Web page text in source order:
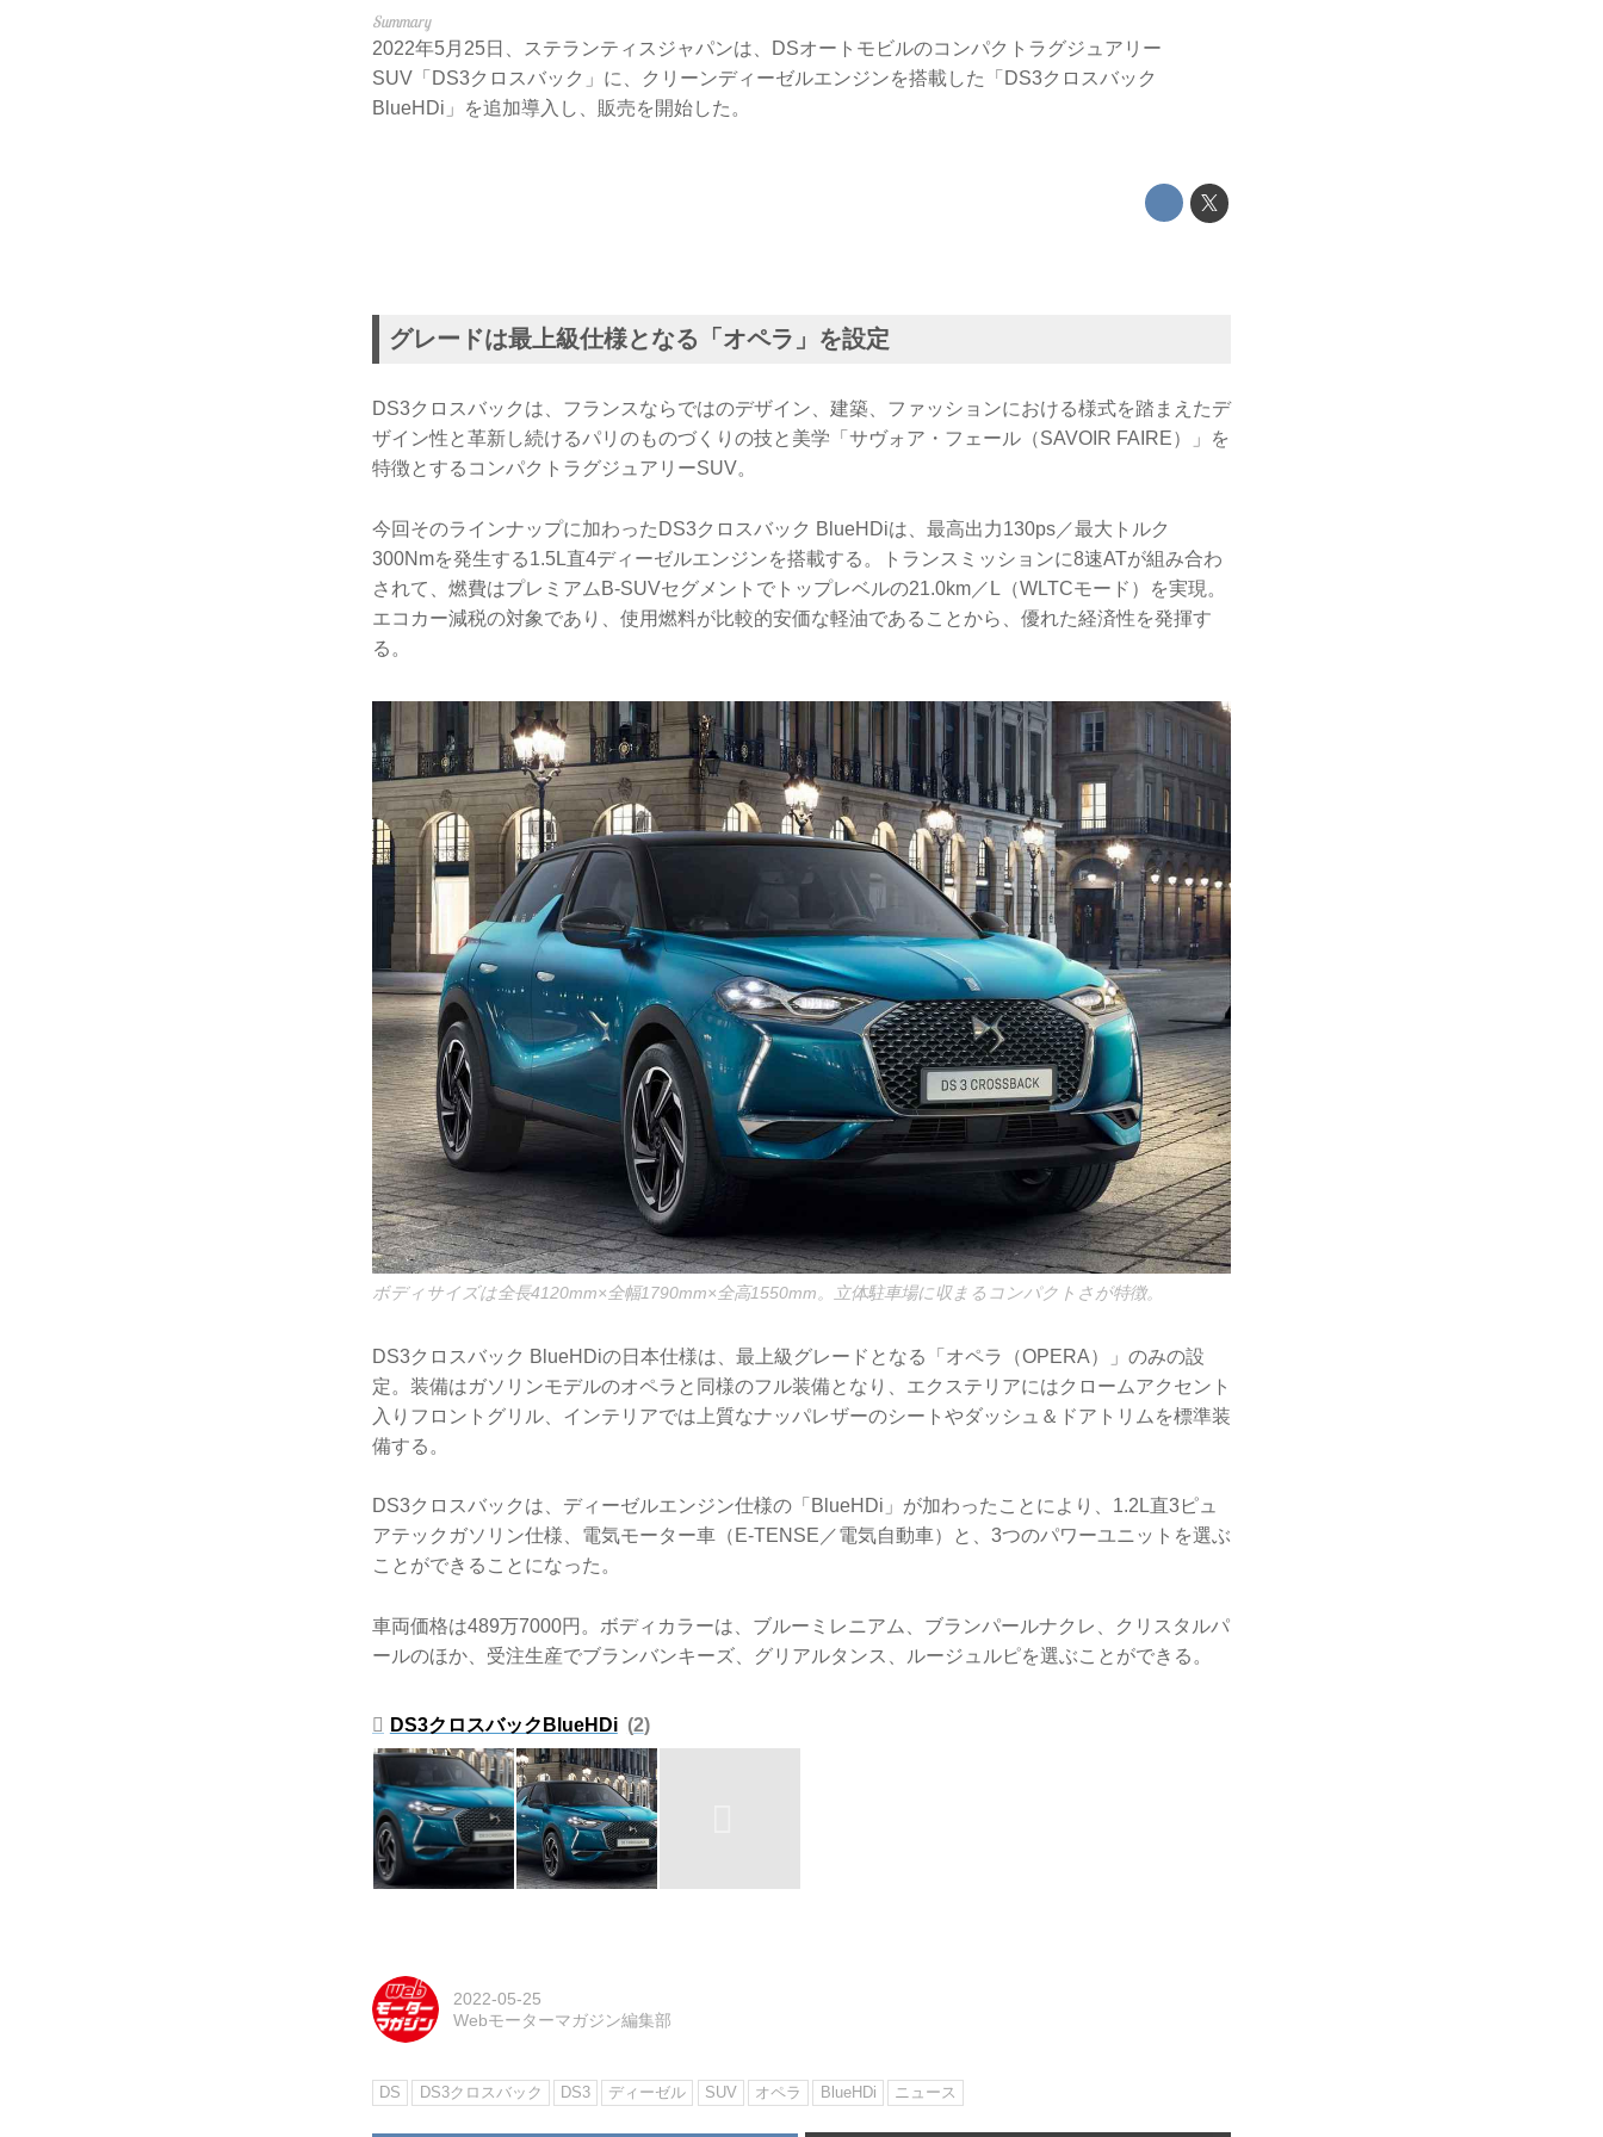
2022年5月25日、ステランティスジャパンは、DSオートモビルのコンパクトラグジュアリー
SUV「DS3クロスバック」に、クリーンディーゼルエンジンを搭載した「DS3クロスバック
BlueHDi」を追加導入し、販売を開始した。
グレードは最上級仕様となる「オペラ」を設定
DS3クロスバックは、フランスならではのデザイン、建築、ファッションにおける様式を踏まえたデ
ザイン性と革新し続けるパリのものづくりの技と美学「サヴォア・フェール（SAVOIR FAIRE）」を
特徴とするコンパクトラグジュアリーSUV。
今回そのラインナップに加わったDS3クロスバック BlueHDiは、最高出力130ps／最大トルク
300Nmを発生する1.5L直4ディーゼルエンジンを搭載する。トランスミッションに8速ATが組み合わ
されて、燃費はプレミアムB-SUVセグメントでトップレベルの21.0km／L（WLTCモード）を実現。
エコカー減税の対象であり、使用燃料が比較的安価な軽油であることから、優れた経済性を発揮す
る。
ボディサイズは全⻑4120mm×全幅1790mm×全高1550mm。立体駐車場に収まるコンパクトさが特徴。
DS3クロスバック BlueHDiの日本仕様は、最上級グレードとなる「オペラ（OPERA）」のみの設
定。装備はガソリンモデルのオペラと同様のフル装備となり、エクステリアにはクロームアクセント
入りフロントグリル、インテリアでは上質なナッパレザーのシートやダッシュ＆ドアトリムを標準装
備する。
DS3クロスバックは、ディーゼルエンジン仕様の「BlueHDi」が加わったことにより、1.2L直3ピュ
アテックガソリン仕様、電気モーター車（E-TENSE／電気自動車）と、3つのパワーユニットを選ぶ
ことができることになった。
車両価格は489万7000円。ボディカラーは、ブルーミレニアム、ブランパールナクレ、クリスタルパ
ールのほか、受注生産でブランバンキーズ、グリアルタンス、ルージュルピを選ぶことができる。
DS3クロスバックBlueHDi 2
2022-05-25
Webモーターマガジン編集部
DS DS3クロスバック DS3 ディーゼル SUV オペラ BlueHDi ニュース